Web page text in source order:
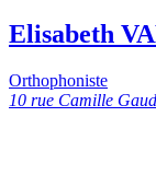
Elisabeth
Orthophoniste
10 rue Camille